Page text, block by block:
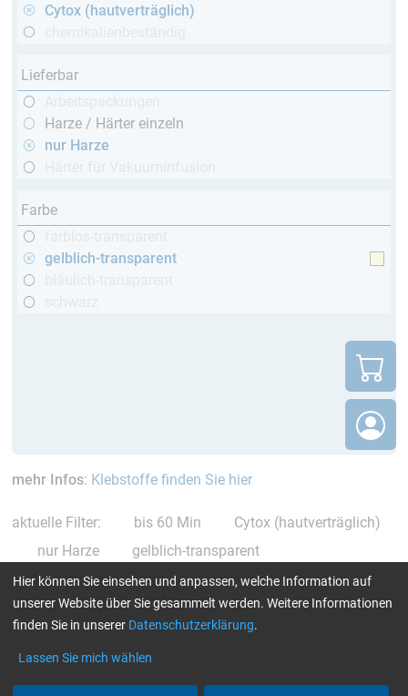
Cytox (hautverträglich)
Lieferbar
Harze / Härter einzeln
nur Harze
Farbe
gelblich-transparent
mehr Infos: Klebstoffe finden Sie hier
aktuelle Filter: bis 60 Min
Cytox (hautverträglich)
nur Harze
gelblich-transparent
Alle Filter zurücksetzen
Epoxidharz L
Hier können Sie einsehen und anpassen, welche Information auf
unserer Website über Sie gesammelt werden. Weitere Informationen
finden Sie in unserer Datenschutzerklärung.
Lassen Sie mich wählen